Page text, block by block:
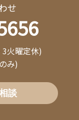
せ
火曜定休)
み)
談